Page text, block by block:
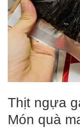
Thịt ngựa
Món quà